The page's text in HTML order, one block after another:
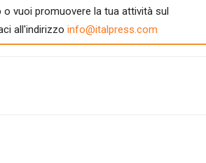
vuoi promuovere la tua attività sul
all'indirizzo info@italpress.com